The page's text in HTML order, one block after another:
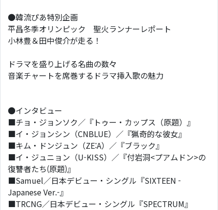
●韓流ぴあ特別企画
平昌冬季オリンピック 聖火ランナーレポート
小林豊＆田中俊介が走る！
ドラマを盛り上げる名曲の数々
音楽チャートを席巻するドラマ挿入歌の魅力
●インタビュー
■チョ・ジョンソク／『トゥー・カップス（原題）』
■イ・ジョンシン（CNBLUE）／『猟奇的な彼女』
■キム・ドンジュン（ZE:A）／『ブラック』
■イ・ジュニョン（U-KISS）／『付岩洞<プアムドン>の
復讐者たち(原題)』
■Samuel／日本デビュー・シングル『SIXTEEN -
Japanese Ver.-』
■TRCNG／日本デビュー・シングル『SPECTRUM』